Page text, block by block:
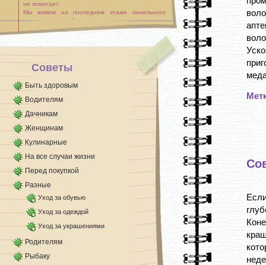
не помогает.
Мы живем на последнем этаже панельного
дома, после обеда в квартире практически
невозможно находиться, и даже распахнутые
Советы
Быть здоровым
Водителям
Дачникам
Женщинам
Кулинарные
На все случаи жизни
Перед покупкой
Разные
Уход за обувью
Уход за одеждой
Уход за украшениями
Родителям
Рыбаку